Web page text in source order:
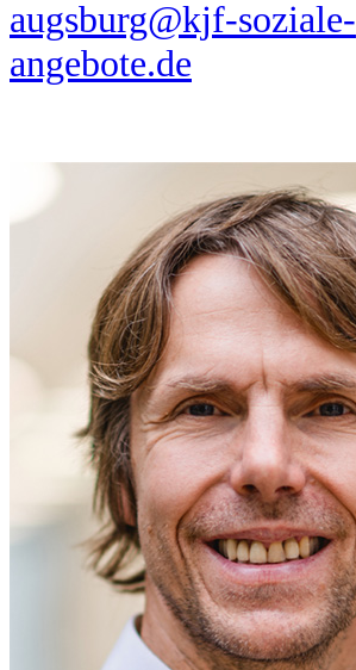
augsburg@kjf-soziale-
angebote.de